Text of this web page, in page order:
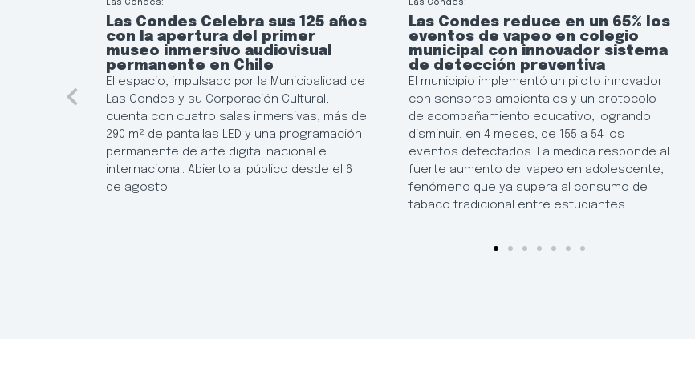
Las Condes:
Las Condes Celebra sus 125 años
con la apertura del primer
museo inmersivo audiovisual
permanente en Chile
El espacio, impulsado por la Municipalidad de
Las Condes y su Corporación Cultural,
cuenta con cuatro salas inmersivas, más de
290 m² de pantallas LED y una programación
permanente de arte digital nacional e
internacional. Abierto al público desde el 6
de agosto.
Las Condes:
Las Condes reduce en un 65% los
eventos de vapeo en colegio
municipal con innovador sistema
de detección preventiva
El municipio implementó un piloto innovador
con sensores ambientales y un protocolo
de acompañamiento educativo, logrando
disminuir, en 4 meses, de 155 a 54 los
eventos detectados. La medida responde al
fuerte aumento del vapeo en adolescente,
fenómeno que ya supera al consumo de
tabaco tradicional entre estudiantes.